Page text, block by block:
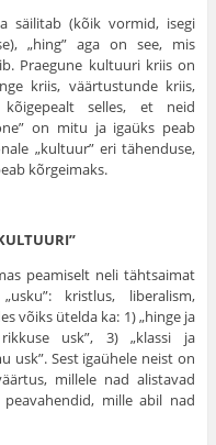
säilitab (kõik vormid, isegi
„hing” aga on see, mis
Praegune kultuuri kriis on
kriis, väärtustunde kriis,
selles, et neid
on mitu ja igaüks peab
„kultuur” eri tähenduse,
kõrgeimaks.
peamiselt neli tähtsaimat
kristlus, liberalism,
võiks ütelda ka: 1) „hinge ja
usk”, 3) „klassi ja
usk”. Sest igaühele neist on
millele nad alistavad
mille abil nad